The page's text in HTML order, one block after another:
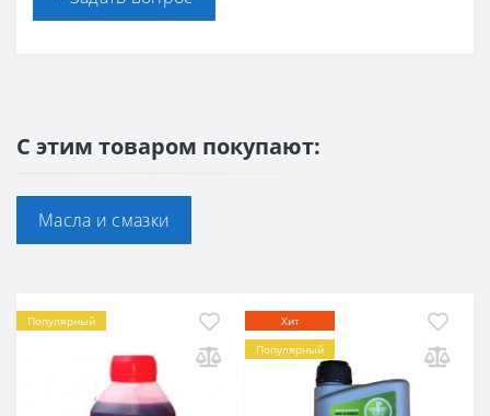
С этим товаром покупают:
Масла и смазки
Популярный
Хит
Популярный